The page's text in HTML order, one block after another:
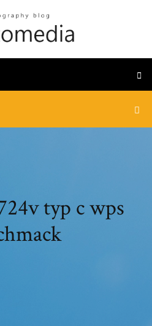
typ c wps